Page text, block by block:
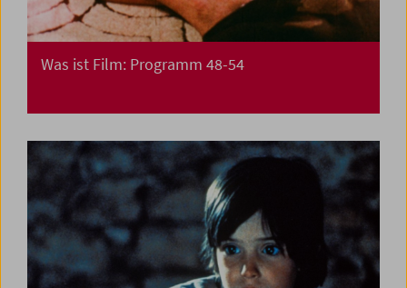
Was ist Film: Programm 48-54